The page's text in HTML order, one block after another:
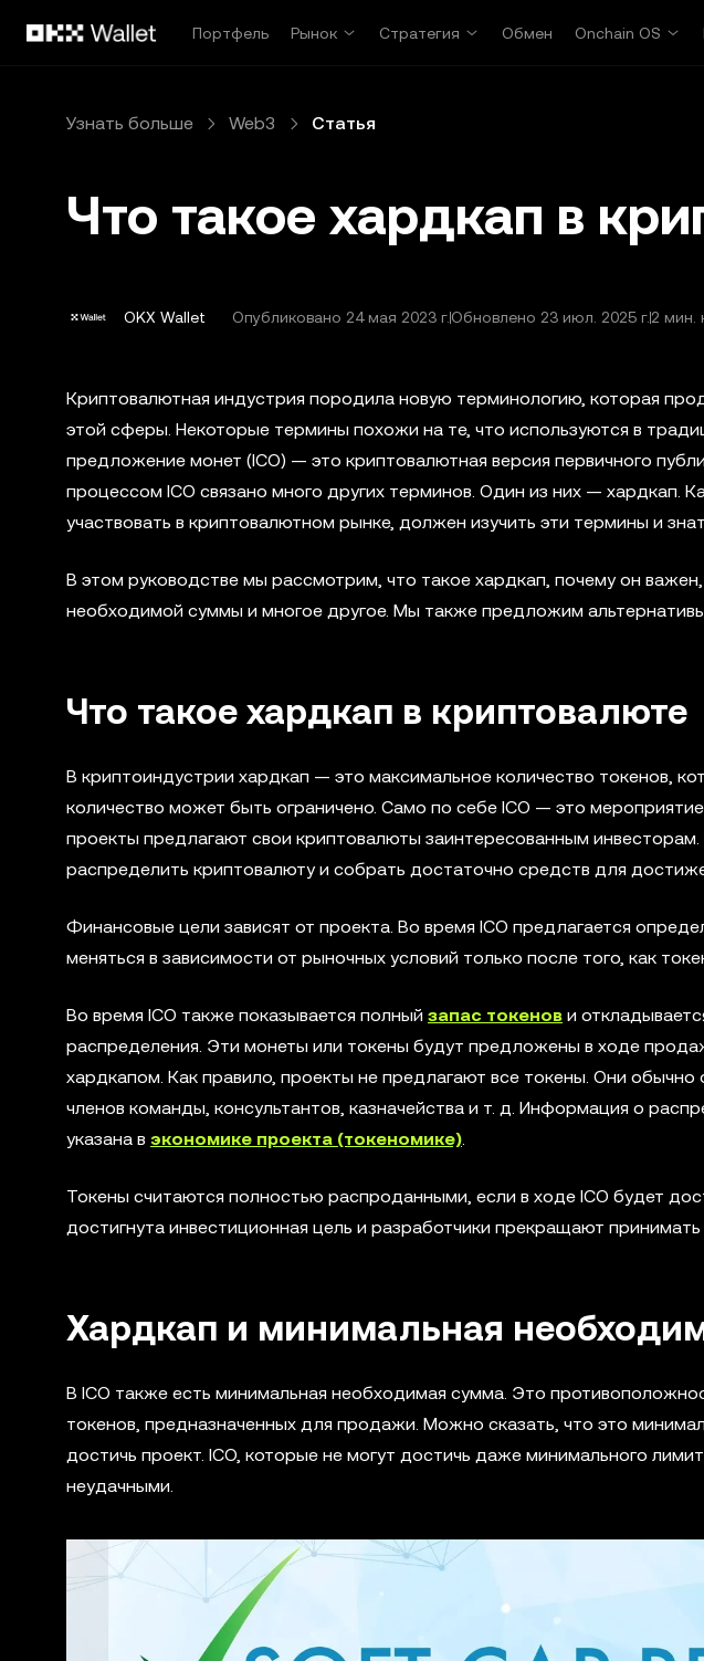
Портфель
Рынок Стратегия Обмен Onchain OS
Узнать больше Web3 Статья
Что такое хардкап в
OKX Wallet Опубликовано 24 мая 2023 г. Обновлено 23 июл. 2025 г. 2 мин.
Криптовалютная индустрия породила новую терминологию, которая
этой сферы. Некоторые термины похожи на те, что используются в
предложение монет (ICO) — это криптовалютная версия первичного
процессом ICO связано много других терминов. Один из них — хардкап.
участвовать в криптовалютном рынке, должен изучить эти термины и
В этом руководстве мы рассмотрим, что такое хардкап, почему он
необходимой суммы и многое другое. Мы также предложим
Что такое хардкап в криптовалюте
В криптоиндустрии хардкап — это максимальное количество токенов,
количество может быть ограничено. Само по себе ICO — это
проекты предлагают свои криптовалюты заинтересованным
распределить криптовалюту и собрать достаточно средств для
Финансовые цели зависят от проекта. Во время ICO предлагается
меняться в зависимости от рыночных условий только после того, как
Во время ICO также показывается полный запас токенов и
распределения. Эти монеты или токены будут предложены в ходе
хардкапом. Как правило, проекты не предлагают все токены. Они
членов команды, консультантов, казначейства и т. д. Информация о
указана в экономике проекта (токеномике).
Токены считаются полностью распроданными, если в ходе ICO будет
достигнута инвестиционная цель и разработчики прекращают
Хардкап и минимальная
В ICO также есть минимальная необходимая сумма. Это
токенов, предназначенных для продажи. Можно сказать, что это
достичь проект. ICO, которые не могут достичь даже минимального
неудачными.